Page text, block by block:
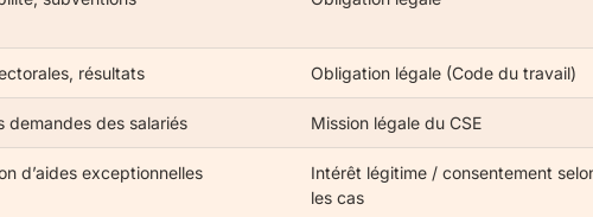
résultats Obligation légale (Code du travail)
demandes des salariés Mission légale du CSE
d’aides exceptionnelles
Intérêt légitime / consentement
les cas